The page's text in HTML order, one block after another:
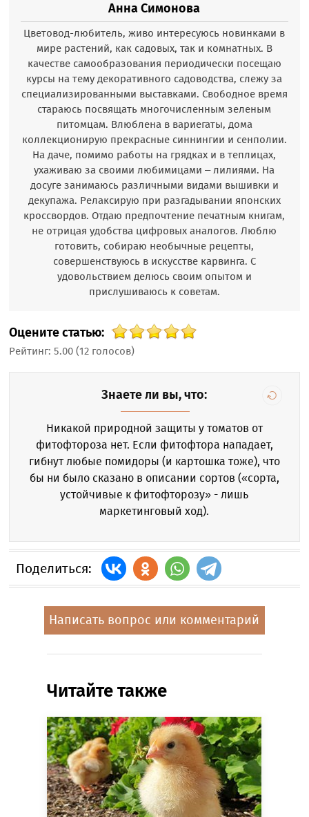
Анна Симонова
Цветовод-любитель, живо интересуюсь новинками в
мире растений, как садовых, так и комнатных. В
качестве самообразования периодически посещаю
курсы на тему декоративного садоводства, слежу за
специализированными выставками. Свободное время
стараюсь посвящать многочисленным зеленым
питомцам. Влюблена в вариегаты, дома
коллекционирую прекрасные синнингии и сенполии.
На даче, помимо работы на грядках и в теплицах,
ухаживаю за своими любимицами – лилиями. На
досуге занимаюсь различными видами вышивки и
декупажа. Релаксирую при разгадывании японских
кроссвордов. Отдаю предпочтение печатным книгам,
не отрицая удобства цифровых аналогов. Люблю
готовить, собираю необычные рецепты,
совершенствуюсь в искусстве карвинга. С
удовольствием делюсь своим опытом и
прислушиваюсь к советам.
Оцените статью:
Рейтинг:5.00 (12 голосов)
Знаете ли вы, что:
Никакой природной защиты у томатов от
фитофтороза нет. Если фитофтора нападает,
гибнут любые помидоры (и картошка тоже), что
бы ни было сказано в описании сортов («сорта,
устойчивые к фитофторозу» - лишь
маркетинговый ход).
Поделиться:
Написать вопрос или комментарий
Читайте также